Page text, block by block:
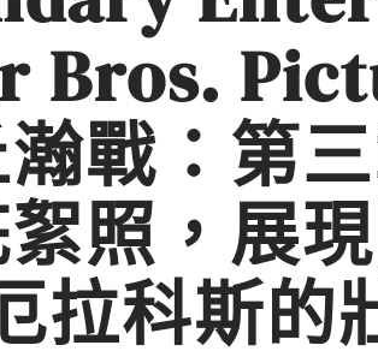
Bros.
瀚戰：第
照，展
拉科斯的